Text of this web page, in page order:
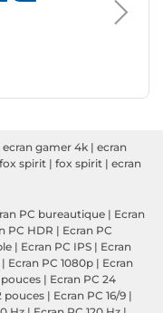
Ecran
ASUS
ecran gamer 4k | ecran
spirit | fox spirit | ecran
PC bureautique | Ecran
PC HDR | Ecran PC
| Ecran PC IPS | Ecran
| Ecran PC 1080p | Ecran
pouces | Ecran PC 24
pouces | Ecran PC 16/9 |